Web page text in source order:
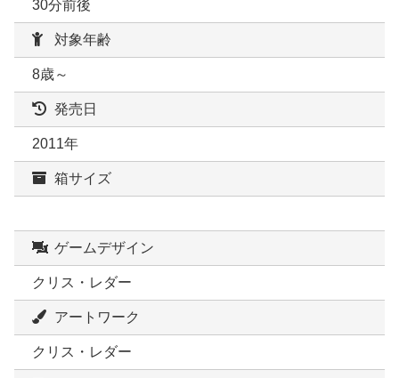
30分前後
対象年齢
8歳～
発売日
2011年
箱サイズ
ゲームデザイン
クリス・レダー
アートワーク
クリス・レダー